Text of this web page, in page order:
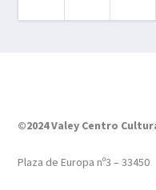
©2024 Valey Centro
Plaza de Europa nº3 – 33450